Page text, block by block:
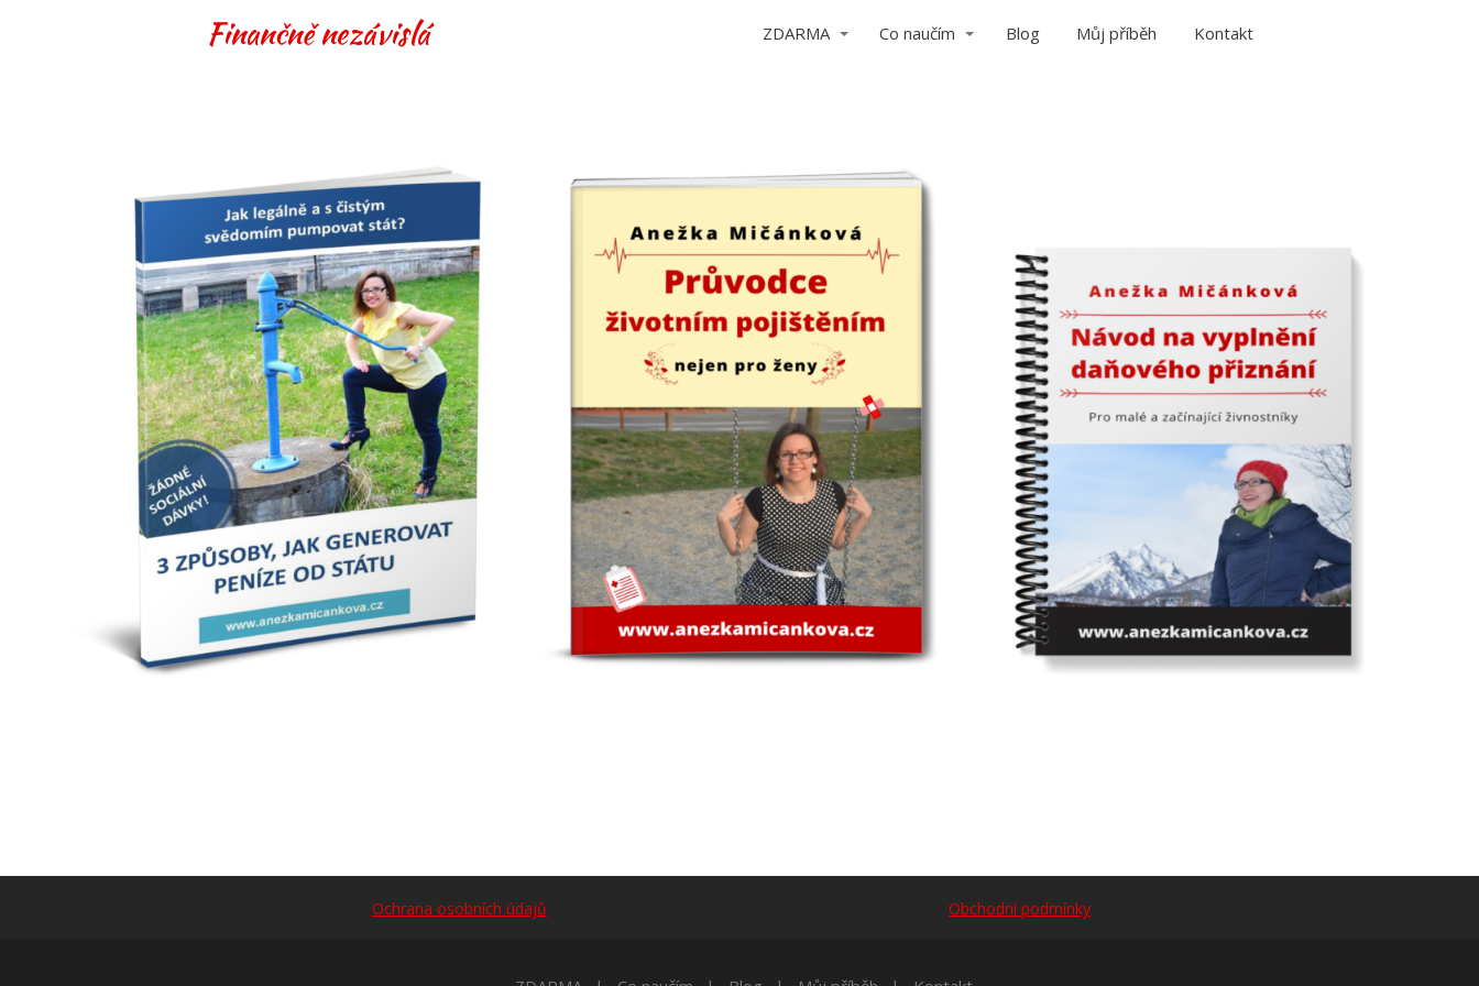
Finančně nezávislá ZDARMA Co naučím Blog Můj příběh Kontakt
Ochrana osobních údajů Obchodní podmínky